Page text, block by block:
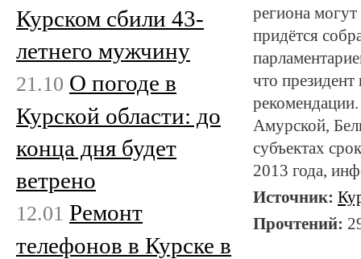
региона
придётся
что президент
Амурской,
субъектах
2013 года,
Источник:
Прочтений:
Курском сбили 43-
летнего мужчину
21.10 О погоде в
Курской области: до
конца дня будет
ветрено
12.01 Ремонт
телефонов в Курске в